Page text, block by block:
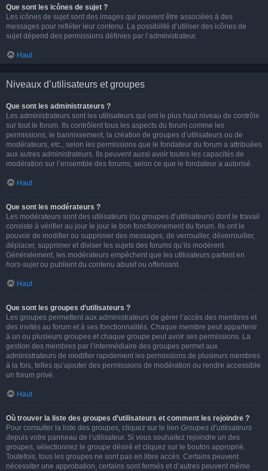
Que sont les icônes de sujet ?
Les icônes de sujet sont des images qui peuvent être associées à des
messages pour refléter leur contenu. La possibilité d’utiliser des icônes de
sujet dépend des permissions définies par l’administrateur.
Haut
Niveaux d’utilisateurs et groupes
Que sont les administrateurs ?
Les administrateurs sont les utilisateurs qui ont le plus haut niveau de contrôle
sur tout le forum. Ils contrôlent tous les aspects du forum comme les
permissions, le bannissement, la création de groupes d’utilisateurs ou de
modérateurs, etc., selon les permissions que le fondateur du forum a attribuées
aux autres administrateurs. Ils peuvent aussi avoir toutes les capacités de
modération sur l’ensemble des forums, selon ce que le fondateur a autorisé.
Haut
Que sont les modérateurs ?
Les modérateurs sont des utilisateurs (ou groupes d’utilisateurs) dont le travail
consiste à vérifier au jour le jour le bon fonctionnement du forum. Ils ont le
pouvoir de modifier ou supprimer des messages, de verrouiller, déverrouiller,
déplacer, supprimer et diviser les sujets des forums qu’ils modèrent.
Généralement, les modérateurs empêchent que les utilisateurs partent en
hors-sujetou publient du contenu abusif ou offensant.
Haut
Que sont les groupes d’utilisateurs ?
Les groupes permettent aux administrateurs de gérer l’accès des membres et
des invités au forum et à ses fonctionnalités. Chaque membre peut appartenir
à un ou plusieurs groupes et chaque groupe peut avoir ses permissions. La
gestion des membres par l’intermédiaire des groupes permet aux
administrateurs de modifier rapidement les permissions de plusieurs membres
à la fois, telles qu’ajouter des permissions de modération ou rendre accessible
un forum privé.
Haut
Où trouver la liste des groupes d’utilisateurs et comment les rejoindre ?
Pour consulter la liste des groupes, cliquez sur le lien Groupes d’utilisateurs
depuis votre panneau de l’utilisateur. Si vous souhaitez rejoindre un des
groupes, sélectionnez le groupe désiré et cliquez sur le bouton approprié.
Toutefois, tous les groupes ne sont pas en libre accès. Certains peuvent
nécessiter une approbation, certains sont fermés et d’autres peuvent même